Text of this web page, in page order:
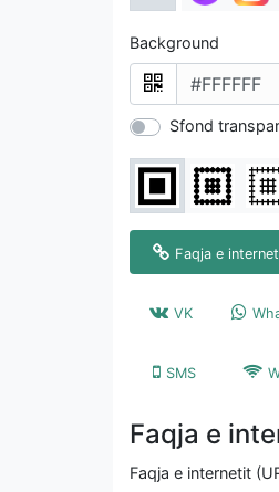
Background
Sfond
Faqja e
VK
SMS
Faqja e
Faqja e internetit